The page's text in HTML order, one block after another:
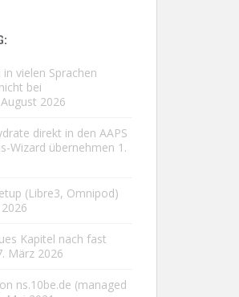
vielen Sprachen
bei
2026
direkt in den AAPS
Wizard übernehmen 1.
(Libre3, Omnipod)
Kapitel nach fast
März 2026
ns.10be.de (managed